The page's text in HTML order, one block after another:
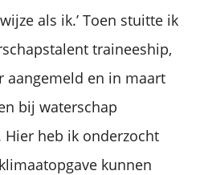
als ik.’ Toen stuitte ik
traineeship,
aangemeld en in maart
bij waterschap
Hier heb ik onderzocht
kunnen